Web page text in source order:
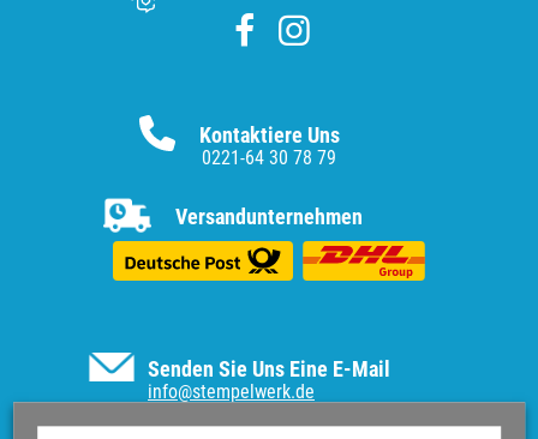
Senden Sie Uns Eine E-Mail
info@stempelwerk.de
Kontaktiere Uns
0221-64 30 78 79
Versandunternehmen